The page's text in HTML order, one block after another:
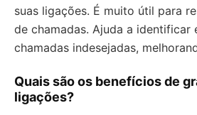
suas ligações. É muito útil para
de chamadas. Ajuda a identificar
chamadas indesejadas,
Quais são os benefícios de
ligações?